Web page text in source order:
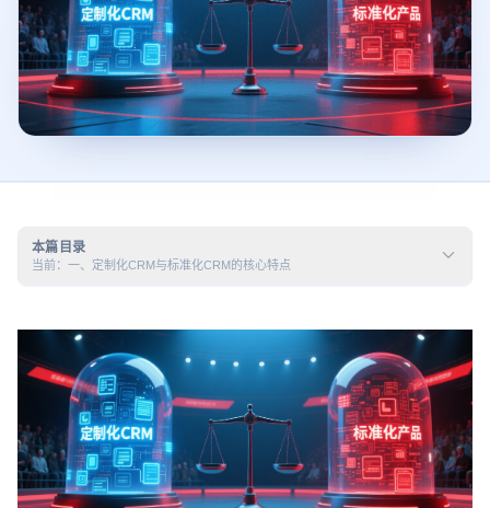
本篇目录
当前：一、定制化CRM与标准化CRM的核心特点